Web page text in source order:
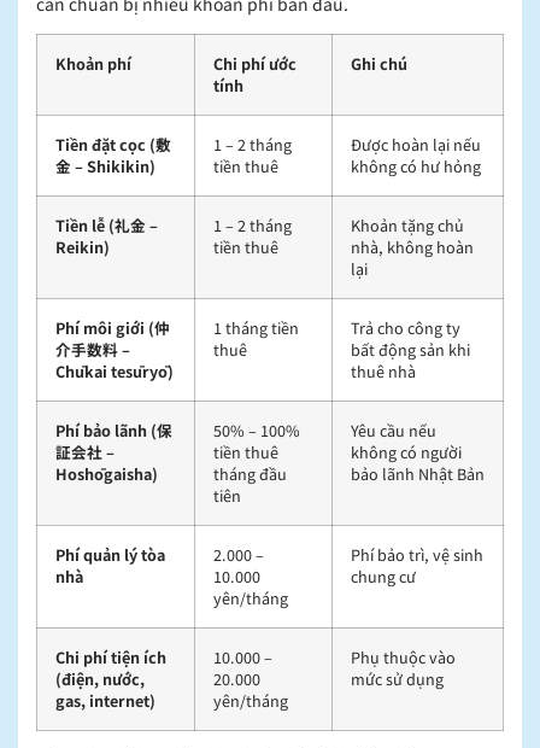
Khoản phí
Chi phí ước
tính
Ghi chú
Tiền đặt cọc (敷
金 – Shikikin)
1 – 2 tháng
tiền thuê
Được hoàn lại nếu
không có hư hỏng
Tiền lễ (礼金 –
Reikin)
1 – 2 tháng
tiền thuê
Khoản tặng chủ
nhà, không hoàn
lại
Phí môi giới (仲
介手数料 –
Chūkai tesūryō)
1 tháng tiền
thuê
Trả cho công ty
bất động sản khi
thuê nhà
Phí bảo lãnh (保
証会社 –
Hoshōgaisha)
50% – 100%
tiền thuê
tháng đầu
tiên
Yêu cầu nếu
không có người
bảo lãnh Nhật Bản
Phí quản lý tòa
nhà
2.000 –
10.000
yên/tháng
Phí bảo trì, vệ sinh
chung cư
Chi phí tiện ích
(điện, nước,
gas, internet)
10.000 –
20.000
yên/tháng
Phụ thuộc vào
mức sử dụng